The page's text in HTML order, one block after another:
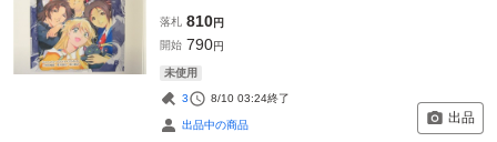
落札 810円
開始 790円
未使用
3 8/10 03:24終了
出品中の商品 出品